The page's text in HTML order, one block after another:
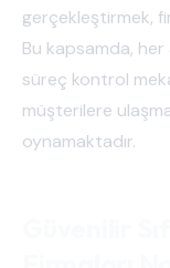
gerçekleştirmek,
Bu kapsamda,
süreç kontrol
müşterilere
oynamaktadır.